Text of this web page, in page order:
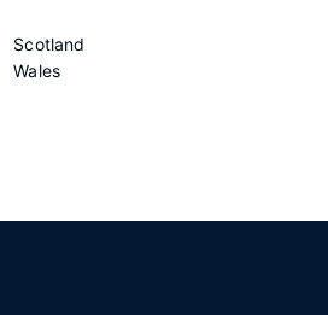
Scotland
Wales